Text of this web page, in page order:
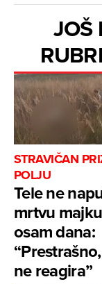
JOŠ
STRAVIČAN
POLJU
Tele ne
mrtvu
osam dana:
ne reagira”